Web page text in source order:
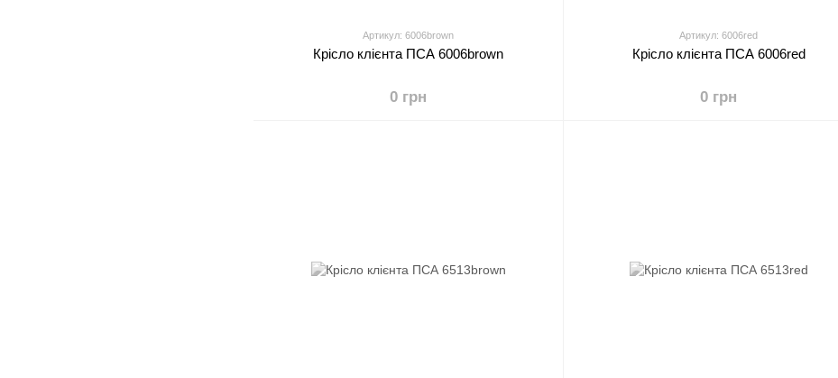
Артикул: 6006brown
Крісло клієнта ПСА 6006brown
0 грн
Артикул: 6006red
Крісло клієнта ПСА 6006red
0 грн